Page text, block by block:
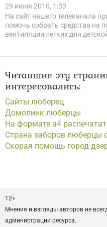
29 июня 2010, 1:33
На сайт нашего телеканала
помочь собрать средства на
вентиляции легких для
Читавшие эту
интересовались:
Сайты люберец
Домолинк люберцы
На формате а4
Страна заборов люберцы
Скорая помощь город
12+
Мнения и взгляды авторов не
администрации ресурса.